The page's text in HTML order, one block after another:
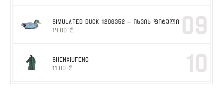
SIMULATED DUCK 1206352 – იხვის ფიტული
14.00 ₾ 09
SHENXIUFENG
11.00 ₾ 10